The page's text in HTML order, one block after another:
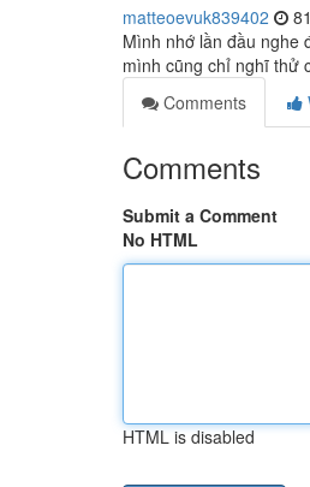
matteoevuk839402
Mình nhớ lần đầu nghe
mình cũng chỉ nghĩ thử
Comments
Comments
Submit a Comment
No HTML
HTML is disabled